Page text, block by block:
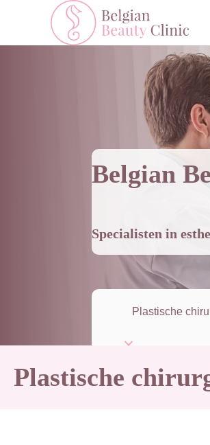
Belgian
Specialisten in
Plastische
Plastische